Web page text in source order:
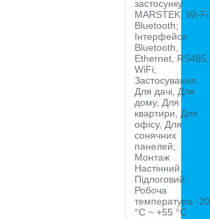
застосунку
MARSTEK; Wi-
Bluetooth;
Інтерфейси
Bluetooth,
Ethernet, RS485,
WiFi;
Застосування
Для дачі, Для
дому, Для
квартири, Для
офісу, Для
сонячних
панелей;
Монтаж
Настінний,
Підлоговий;
Робоча
температура -20
°C ~ +55 °C